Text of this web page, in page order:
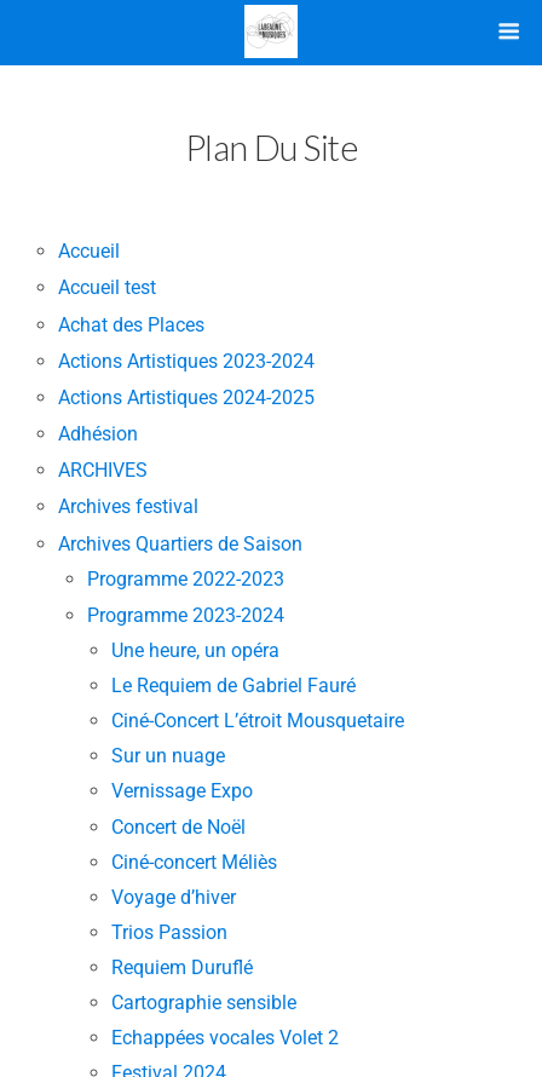
Plan Du Site
Accueil
Accueil test
Achat des Places
Actions Artistiques 2023-2024
Actions Artistiques 2024-2025
Adhésion
ARCHIVES
Archives festival
Archives Quartiers de Saison
Programme 2022-2023
Programme 2023-2024
Une heure, un opéra
Le Requiem de Gabriel Fauré
Ciné-Concert L’étroit Mousquetaire
Sur un nuage
Vernissage Expo
Concert de Noël
Ciné-concert Méliès
Voyage d’hiver
Trios Passion
Requiem Duruflé
Cartographie sensible
Echappées vocales Volet 2